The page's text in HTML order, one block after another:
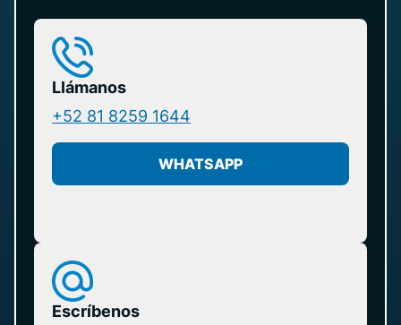
Llámanos
+52 81 8259 1644
WHATSAPP
Escríbenos